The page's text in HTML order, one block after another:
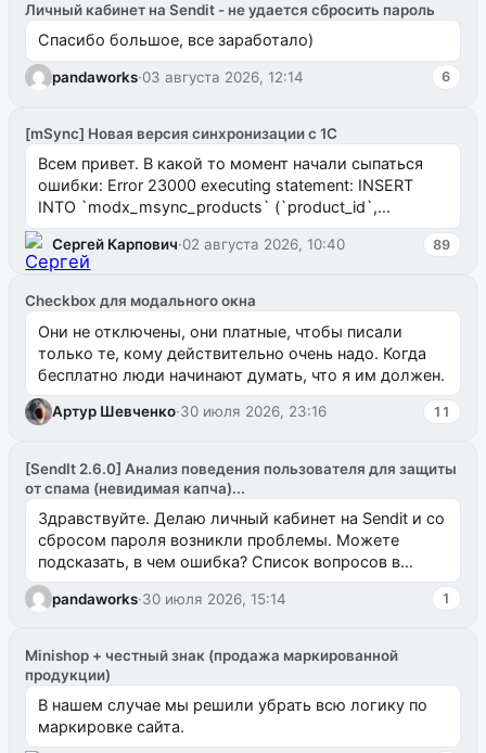
Личный кабинет на Sendit - не удается сбросить пароль
Спасибо большое, все заработало)
pandaworks·03 августа 2026, 12:14 6
[mSync] Новая версия синхронизации с 1С
Всем привет. В какой то момент начали сыпаться
ошибки: Error 23000 executing statement: INSERT
INTO `modx_msync_products` (`product_id`,
`uuid_1c`) VALUES ...
Сергей Карпович·02 августа 2026, 10:40 89
Checkbox для модального окна
Они не отключены, они платные, чтобы писали
только те, кому действительно очень надо. Когда
бесплатно люди начинают думать, что я им должен.
Артур Шевченко·30 июля 2026, 23:16 11
[SendIt 2.6.0] Анализ поведения пользователя для защиты
от спама (невидимая капча)...
Здравствуйте. Делаю личный кабинет на Sendit и со
сбросом пароля возникли проблемы. Можете
подсказать, в чем ошибка? Список вопросов в
одноименном разделе на modx.pro пока пуст, и,...
pandaworks·30 июля 2026, 15:14 1
Minishop + честный знак (продажа маркированной
продукции)
В нашем случае мы решили убрать всю логику по
маркировке сайта.